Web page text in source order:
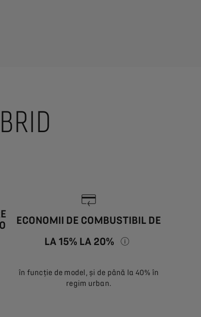
de starea de încărcare a bateriei, stilul de
ECONOMII DE COMBUSTIBIL DE
LA 15% LA 20%
în funcție de model, și de până la 40% în
regim urban.